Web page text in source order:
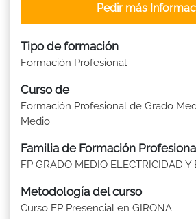
Tipo de formación
Formación Profesional
Curso de
Formación Profesional de Grado
Medio
Familia de Formación
FP GRADO MEDIO ELECTRICIDAD Y
Metodología del curso
Curso FP Presencial en GIRONA
Pedir más